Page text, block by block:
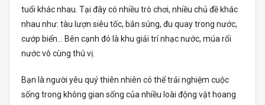
tuổi khác nhau. Tại đây có nhiều trò chơi, nhiều chủ đề khác
nhau như: tàu lượn siêu tốc, bắn súng, đu quay trong nước,
cướp biển… Bên cạnh đó là khu giải trí nhạc nước, múa rối
nước vô cùng thú vị.
Bạn là người yêu quý thiên nhiên có thể trải nghiệm cuộc
sống trong không gian sống của nhiều loài động vật hoang